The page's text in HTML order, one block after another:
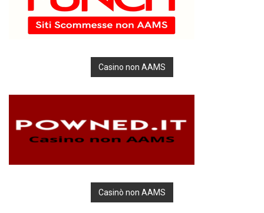
Casino non AAMS
Casinò non AAMS